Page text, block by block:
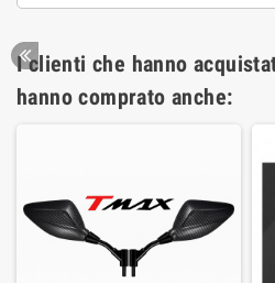
I clienti che hanno
hanno comprato anche: